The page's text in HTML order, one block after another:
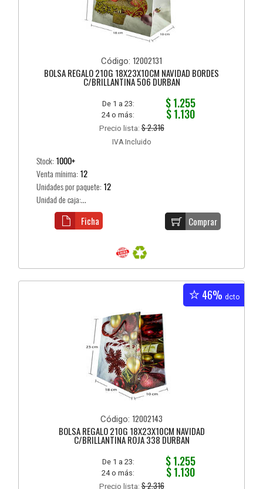
Código: 12002131
BOLSA REGALO 210G 18X23X10CM NAVIDAD BORDES
C/BRILLANTINA 506 DURBAN
De 1 a 23: $ 1.255
24 o más: $ 1.130
Precio lista:$ 2.316
IVA Incluido
Stock: 1000+
Venta mínima: 12
Unidades por paquete: 12
Unidad de caja:...
Comprar
Ficha
46% dcto
Código: 12002143
BOLSA REGALO 210G 18X23X10CM NAVIDAD
C/BRILLANTINA ROJA 338 DURBAN
De 1 a 23: $ 1.255
24 o más: $ 1.130
Precio lista:$ 2.316